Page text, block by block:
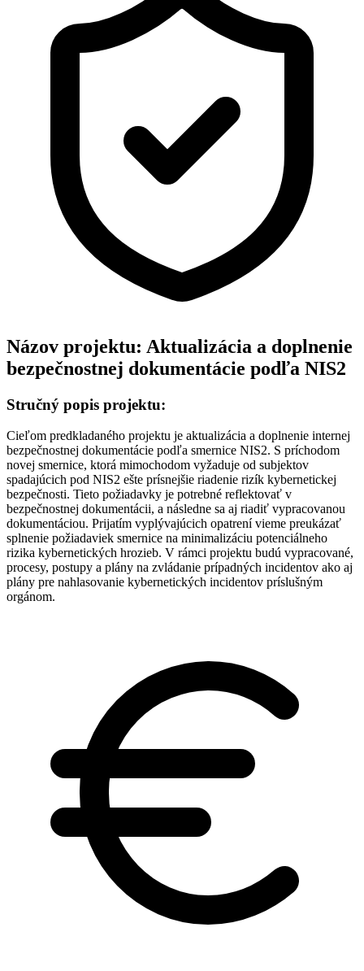
Názov projektu: Aktualizácia a doplnenie
bezpečnostnej dokumentácie podľa NIS2
Stručný popis projektu:
Cieľom predkladaného projektu je aktualizácia a doplnenie internej
bezpečnostnej dokumentácie podľa smernice NIS2. S príchodom
novej smernice, ktorá mimochodom vyžaduje od subjektov
spadajúcich pod NIS2 ešte prísnejšie riadenie rizík kybernetickej
bezpečnosti. Tieto požiadavky je potrebné reflektovať v
bezpečnostnej dokumentácii, a následne sa aj riadiť vypracovanou
dokumentáciou. Prijatím vyplývajúcich opatrení vieme preukázať
splnenie požiadaviek smernice na minimalizáciu potenciálneho
rizika kybernetických hrozieb. V rámci projektu budú vypracované,
procesy, postupy a plány na zvládanie prípadných incidentov ako aj
plány pre nahlasovanie kybernetických incidentov príslušným
orgánom.